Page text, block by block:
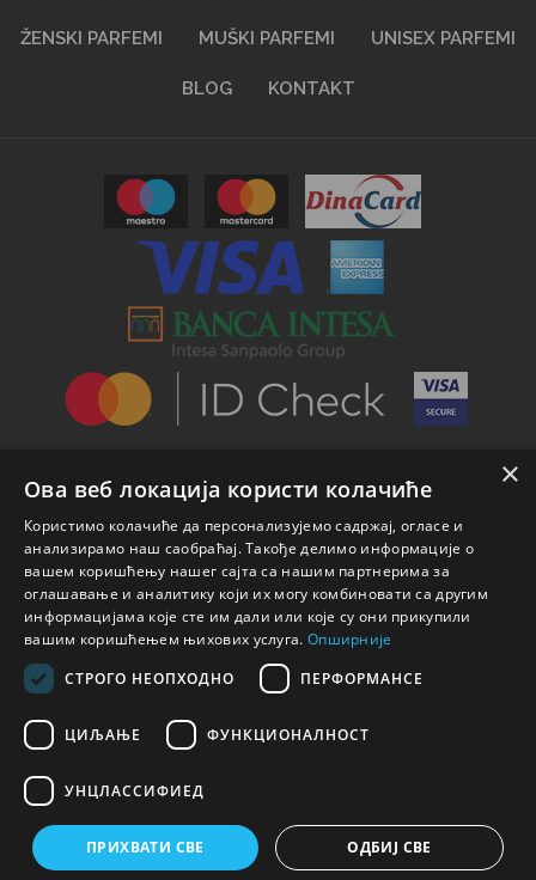
ŽENSKI PARFEMI MUŠKI PARFEMI UNISEX PARFEMI
BLOG KONTAKT
© 2026 Nicole Parfemi
×
Ова веб локација користи колачиће
Користимо колачиће да персонализујемо садржај, огласе и
анализирамо наш саобраћај. Такође делимо информације о
вашем коришћењу нашег сајта са нашим партнерима за
оглашавање и аналитику који их могу комбиновати са другим
информацијама које сте им дали или које су они прикупили
вашим коришћењем њихових услуга. Опширније
СТРОГО НЕОПХОДНО
ПЕРФОРМАНСЕ
ЦИЉАЊЕ ФУНКЦИОНАЛНОСТ
УНЦЛАССИФИЕД
ПРИХВАТИ СВЕ ОДБИЈ СВЕ